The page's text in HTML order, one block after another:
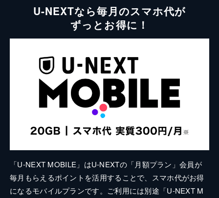
U-NEXTなら毎月のスマホ代が
ずっとお得に！
「U-NEXT MOBILE」はU-NEXTの「月額プラン」会員が
毎月もらえるポイントを活用することで、スマホ代がお得
になるモバイルプランです。ご利用には別途「U-NEXT M